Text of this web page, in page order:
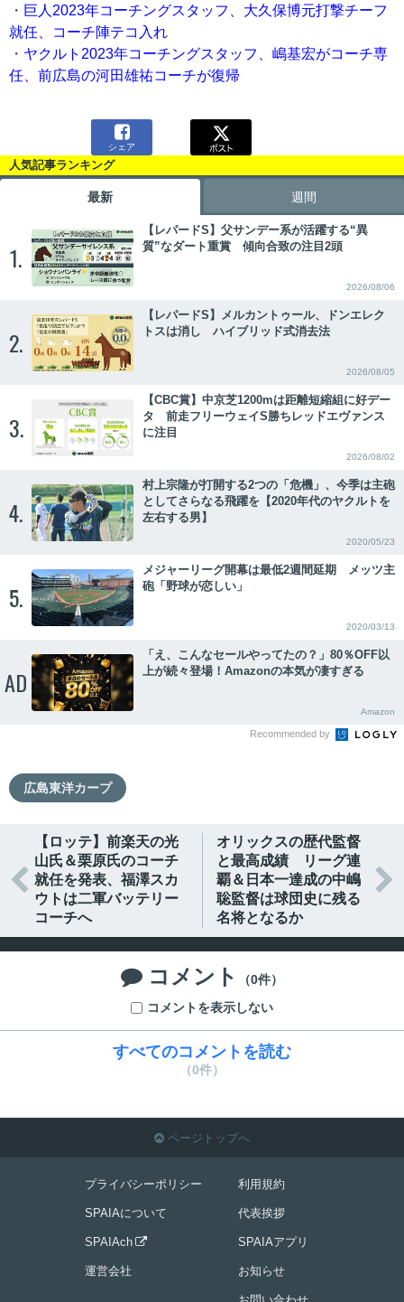
・ 巨人2023年コーチングスタッフ、大久保博元打撃チーフ
就任、コーチ陣テコ入れ
・ ヤクルト2023年コーチングスタッフ、嶋基宏がコーチ専
任、前広島の河田雄祐コーチが復帰

シェア
人気記事ランキング
最新 週間
1.
【レパードS】父サンデー系が活躍する“異
質”なダート重賞 傾向合致の注目2頭
2026/08/06
2.
【レパードS】メルカントゥール、ドンエレク
トスは消し ハイブリッド式消去法
2026/08/05
3.
【CBC賞】中京芝1200mは距離短縮組に好デー
タ 前走フリーウェイS勝ちレッドエヴァンス
に注目
2026/08/02
4.
村上宗隆が打開する2つの「危機」、今季は主砲
としてさらなる飛躍を【2020年代のヤクルトを
左右する男】
2020/05/23
5.
メジャーリーグ開幕は最低2週間延期 メッツ主
砲「野球が恋しい」
2020/03/13
AD
「え、こんなセールやってたの？」80％OFF以
上が続々登場！Amazonの本気が凄すぎる
Amazon
Recommended by
広島東洋カープ

【ロッテ】前楽天の光
山氏＆栗原氏のコーチ
就任を発表、福澤スカ
ウトは二軍バッテリー
コーチへ
オリックスの歴代監督
と最高成績 リーグ連
覇＆日本一達成の中嶋
聡監督は球団史に残る
名将となるか

 コメント
（0件）
コメントを表示しない
すべてのコメントを読む
（0件）
 ページトップへ
プライバシーポリシー
SPAIAについて
SPAIAch 
運営会社
利用規約
代表挨拶
SPAIAアプリ
お知らせ